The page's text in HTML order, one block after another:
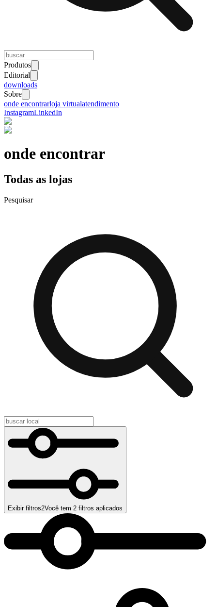
Produtos
Editorial
downloads
Sobre
onde encontrarloja virtualatendimento
InstagramLinkedIn
onde encontrar
Todas as lojas
Pesquisar
Exibir filtros2Você tem 2 filtros aplicados